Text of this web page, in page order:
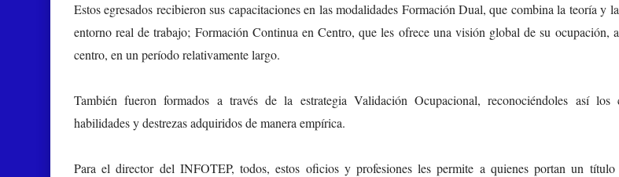
Estos egresados recibieron sus capacitaciones en las modalidades Formación Dual, que combina la teoría y
entorno real de trabajo; Formación Continua en Centro, que les ofrece una visión global de su ocupación,
centro, en un período relativamente largo.
También fueron formados a través de la estrategia Validación Ocupacional, reconociéndoles así los
habilidades y destrezas adquiridos de manera empírica.
Para el director del INFOTEP, todos, estos oficios y profesiones les permite a quienes portan un título